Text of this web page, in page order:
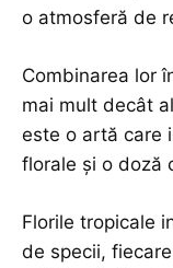
o atmosferă de
Combinarea lor
mai mult decât
este o artă care
florale și o doză
Florile tropicale
de specii,